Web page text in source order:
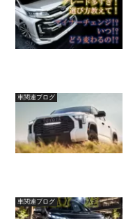
車関連ブログ
車関連ブログ